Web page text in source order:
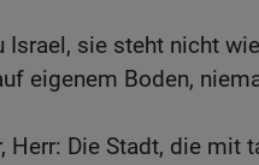
sie steht nicht
eigenem Boden,
Herr: Die Stadt, die mit